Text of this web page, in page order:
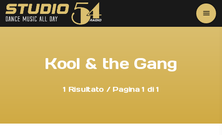
menu
close
music_note PLAY
Kool & the Gang
1 Risultato / Pagina 1 di 1